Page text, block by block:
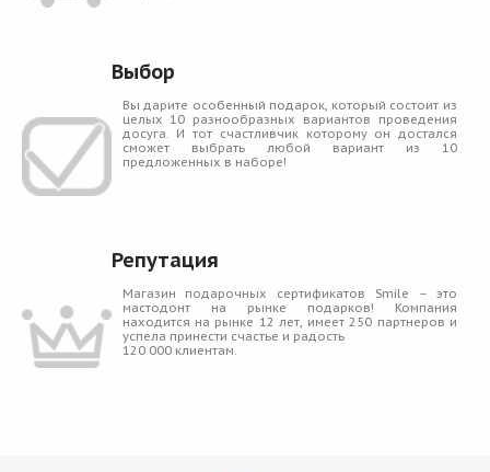
Выбор
Вы дарите особенный подарок, который состоит из
целых 10 разнообразных вариантов проведения
досуга. И тот счастливчик которому он достался
сможет выбрать любой вариант из 10
предложенных в наборе!
Репутация
Магазин подарочных сертификатов Smile – это
мастодонт на рынке подарков! Компания
находится на рынке 12 лет, имеет 250 партнеров и
успела принести счастье и радость
120 000 клиентам.